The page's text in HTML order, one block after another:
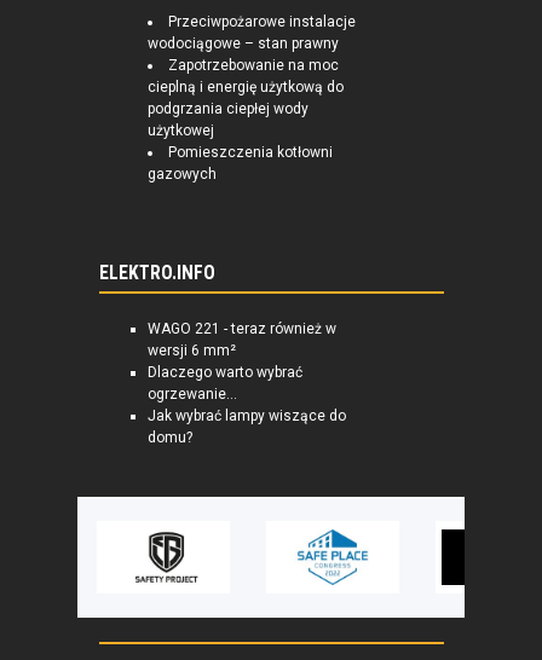
Przeciwpożarowe instalacje
wodociągowe – stan prawny
Zapotrzebowanie na moc
cieplną i energię użytkową do
podgrzania ciepłej wody
użytkowej
Pomieszczenia kotłowni
gazowych
ELEKTRO.INFO
WAGO 221 - teraz również w
wersji 6 mm²
Dlaczego warto wybrać
ogrzewanie...
Jak wybrać lampy wiszące do
domu?